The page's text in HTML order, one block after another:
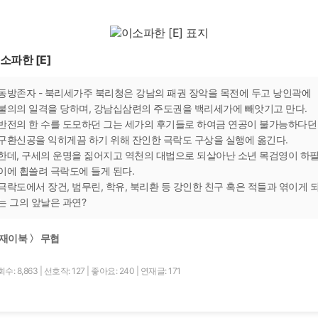
파한 [E]
방존자 - 북리세가주 북리청은 강남의 패권 장악을 목전에 두고 낭인곽에
의의 일격을 당하며, 강남십삼련의 주도권을 백리세가에 빼앗기고 만다.
전의 한 수를 도모하던 그는 세가의 후기들로 하여금 연공이 불가능하다던
환신공을 익히게끔 하기 위해 잔인한 극락도 구상을 실행에 옮긴다.
데, 구세의 운명을 짊어지고 역천의 대법으로 되살아난 소년 목검영이 하
에 휩쓸려 극락도에 들게 된다.
락도에서 장건, 범무린, 학유, 북리환 등 강인한 친구 혹은 적들과 엮이게
그의 앞날은 과연?
이북 〉 무협
수: 8,863 선호작: 127 좋아요: 240 연재글: 171